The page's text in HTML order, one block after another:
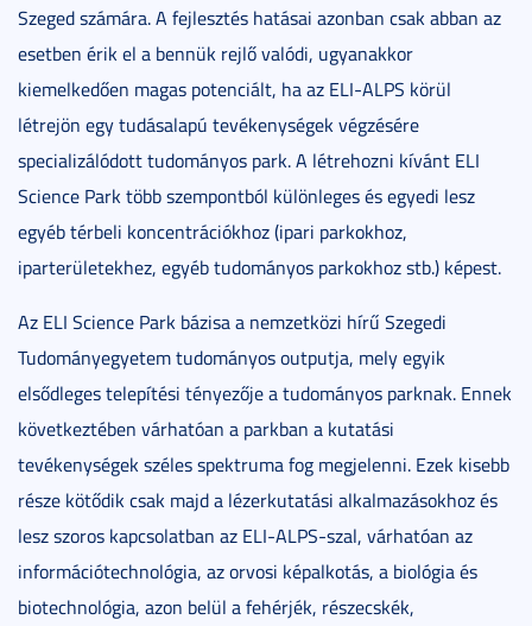
Szeged számára. A fejlesztés hatásai azonban csak abban az
esetben érik el a bennük rejlő valódi, ugyanakkor
kiemelkedően magas potenciált, ha az ELI-ALPS körül
létrejön egy tudásalapú tevékenységek végzésére
specializálódott tudományos park. A létrehozni kívánt ELI
Science Park több szempontból különleges és egyedi lesz
egyéb térbeli koncentrációkhoz (ipari parkokhoz,
iparterületekhez, egyéb tudományos parkokhoz stb.) képest.
Az ELI Science Park bázisa a nemzetközi hírű Szegedi
Tudományegyetem tudományos outputja, mely egyik
elsődleges telepítési tényezője a tudományos parknak. Ennek
következtében várhatóan a parkban a kutatási
tevékenységek széles spektruma fog megjelenni. Ezek kisebb
része kötődik csak majd a lézerkutatási alkalmazásokhoz és
lesz szoros kapcsolatban az ELI-ALPS-szal, várhatóan az
információtechnológia, az orvosi képalkotás, a biológia és
biotechnológia, azon belül a fehérjék, részecskék,